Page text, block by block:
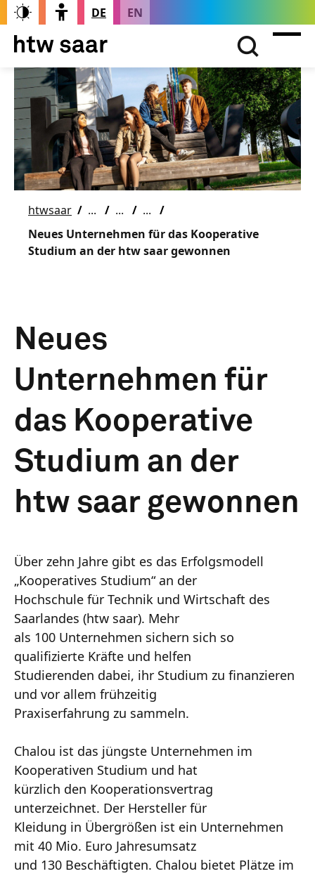
DE EN
htwsaar
Neues Unternehmen für das Kooperative
Studium an der htw saar gewonnen
Neues
Unternehmen für
das Kooperative
Studium an der
htw saar gewonnen
Über zehn Jahre gibt es das Erfolgsmodell
„Kooperatives Studium“ an der
Hochschule für Technik und Wirtschaft des
Saarlandes (htw saar). Mehr
als 100 Unternehmen sichern sich so
qualifizierte Kräfte und helfen
Studierenden dabei, ihr Studium zu finanzieren
und vor allem frühzeitig
Praxiserfahrung zu sammeln.
Chalou ist das jüngste Unternehmen im
Kooperativen Studium und hat
kürzlich den Kooperationsvertrag
unterzeichnet. Der Hersteller für
Kleidung in Übergrößen ist ein Unternehmen
mit 40 Mio. Euro Jahresumsatz
und 130 Beschäftigten. Chalou bietet Plätze im